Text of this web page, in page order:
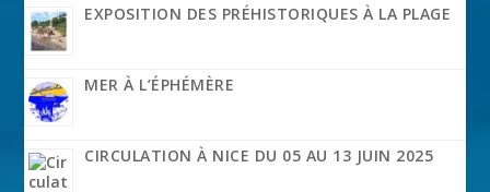
EXPOSITION DES PRÉHISTORIQUES À LA PLAGE
MER À L’ÉPHÉMÈRE
CIRCULATION À NICE DU 05 AU 13 JUIN 2025